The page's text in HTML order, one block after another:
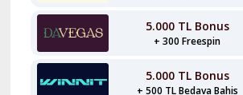
5.000 TL Bonus
+ 300 Freespin
5.000 TL Bonus
+ 500 TL Bedava Bahis